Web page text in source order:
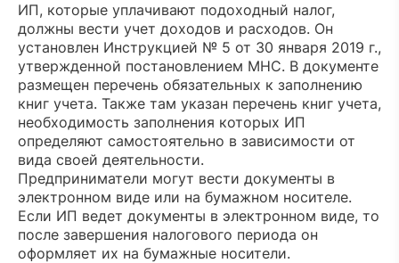
ИП, которые уплачивают подоходный налог,
должны вести учет доходов и расходов. Он
установлен Инструкцией № 5 от 30 января 2019 г.,
утвержденной постановлением МНС. В документе
размещен перечень обязательных к заполнению
книг учета. Также там указан перечень книг учета,
необходимость заполнения которых ИП
определяют самостоятельно в зависимости от
вида своей деятельности.
Предприниматели могут вести документы в
электронном виде или на бумажном носителе.
Если ИП ведет документы в электронном виде, то
после завершения налогового периода он
оформляет их на бумажные носители.